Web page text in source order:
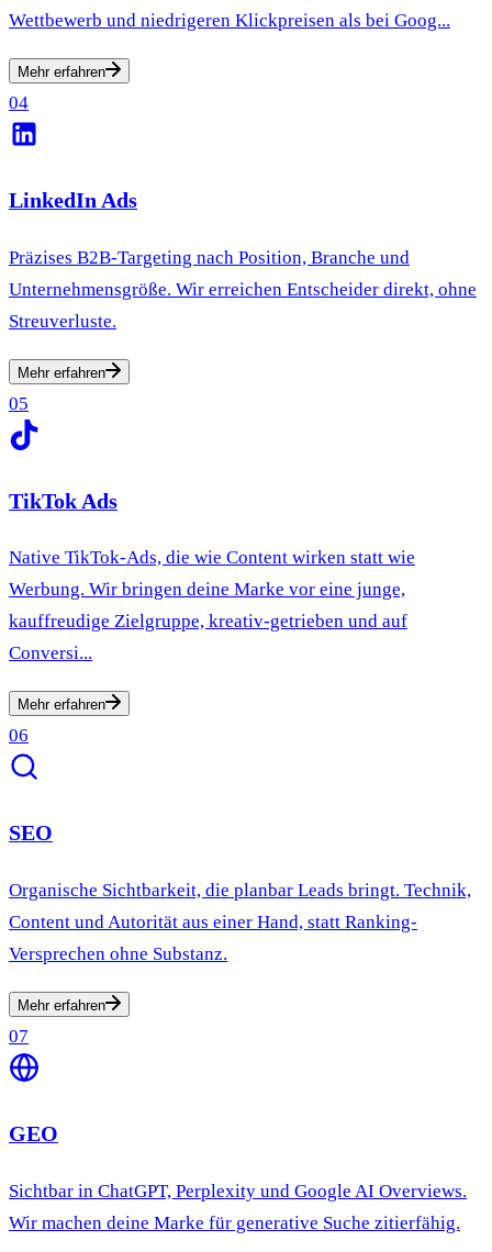
Wettbewerb und niedrigeren Klickpreisen als bei Goog...
Mehr erfahren
04
LinkedIn Ads
Präzises B2B-Targeting nach Position, Branche und
Unternehmensgröße. Wir erreichen Entscheider direkt, ohne
Streuverluste.
Mehr erfahren
05
TikTok Ads
Native TikTok-Ads, die wie Content wirken statt wie
Werbung. Wir bringen deine Marke vor eine junge,
kauffreudige Zielgruppe, kreativ-getrieben und auf
Conversi...
Mehr erfahren
06
SEO
Organische Sichtbarkeit, die planbar Leads bringt. Technik,
Content und Autorität aus einer Hand, statt Ranking-
Versprechen ohne Substanz.
Mehr erfahren
07
GEO
Sichtbar in ChatGPT, Perplexity und Google AI Overviews.
Wir machen deine Marke für generative Suche zitierfähig.